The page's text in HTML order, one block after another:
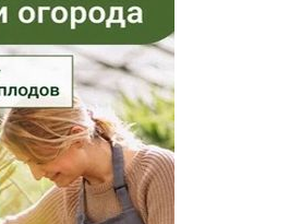
область
область
область
область
область